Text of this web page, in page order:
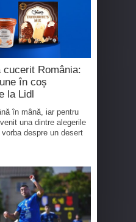
România:
în coș
la Lidl
în mână, iar pentru
una dintre alegerile
despre un desert